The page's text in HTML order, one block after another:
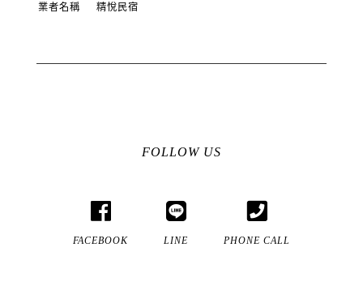
業者名稱 精悅民宿
FOLLOW US
FACEBOOK LINE PHONE CALL